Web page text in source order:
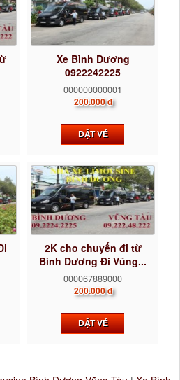
Xe Bình Dương
0922242225
000000000001
200.000 đ
ĐẶT VÉ
2K cho chuyến đi từ
Bình Dương Đi Vũng...
000067889000
200.000 đ
ĐẶT VÉ